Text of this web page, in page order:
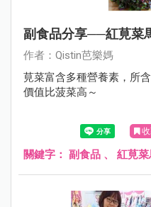
副食品分享──紅莧菜
作者：Qistin芭樂媽
莧菜富含多種營養素，所
價值比菠菜高～
關鍵字： 副食品 、 紅莧